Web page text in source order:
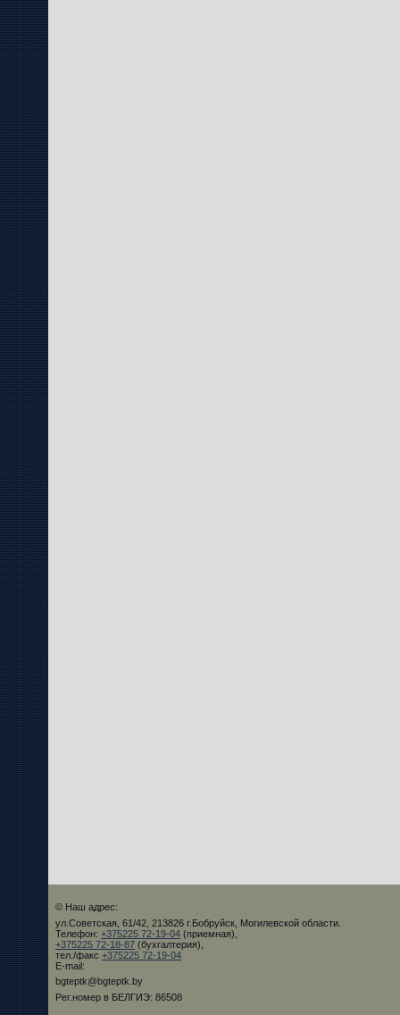
© Наш адрес:
ул.Советская, 61/42, 213826 г.Бобруйск, Могилевской области.
Телефон: +375225 72-19-04 (приемная),
+375225 72-18-87 (бухгалтерия),
тел./факс +375225 72-19-04
E-mail:
bgteptk@bgteptk.by
Рег.номер в БЕЛГИЭ: 86508